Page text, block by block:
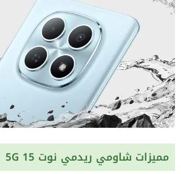
مميزات شاومي ريدمي نوت 15 5G